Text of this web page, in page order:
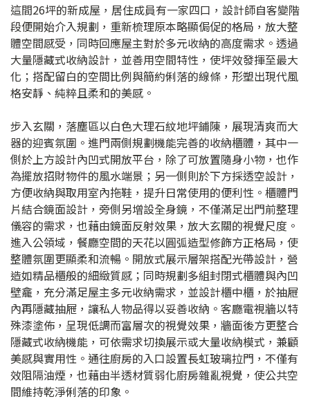
這間26坪的新成屋，居住成員有一家四口，設計師自客變階
段便開始介入規劃，重新梳理原本略顯侷促的格局，放大整
體空間感受，同時回應屋主對於多元收納的高度需求。透過
大量隱藏式收納設計，並善用空間特性，使坪效發揮至最大
化；搭配留白的空間比例與簡約俐落的線條，形塑出現代風
格安靜、純粹且柔和的美感。
步入玄關，落塵區以白色大理石紋地坪鋪陳，展現清爽而大
器的迎賓氛圍。進門兩側規劃機能完善的收納櫃體，其中一
側於上方設計內凹式開放平台，除了可放置隨身小物，也作
為擺放招財物件的風水端景；另一側則於下方採透空設計，
方便收納與取用室內拖鞋，提升日常使用的便利性。櫃體門
片結合鏡面設計，旁側另增設全身鏡，不僅滿足出門前整理
儀容的需求，也藉由鏡面反射效果，放大玄關的視覺尺度。
進入公領域，餐廳空間的天花以圓弧造型修飾方正格局，使
整體氛圍更顯柔和流暢。開放式展示層架搭配光帶設計，營
造如精品櫃般的細緻質感；同時規劃多組封閉式櫃體與內凹
壁龕，充分滿足屋主多元收納需求，並設計櫃中櫃，於抽屜
內再隱藏抽屜，讓私人物品得以妥善收納。客廳電視牆以特
殊漆塗佈，呈現低調而富層次的視覺效果，牆面後方更整合
隱藏式收納機能，可依需求切換展示或大量收納模式，兼顧
美感與實用性。通往廚房的入口設置長虹玻璃拉門，不僅有
效阻隔油煙，也藉由半透材質弱化廚房雜亂視覺，使公共空
間維持乾淨俐落的印象。